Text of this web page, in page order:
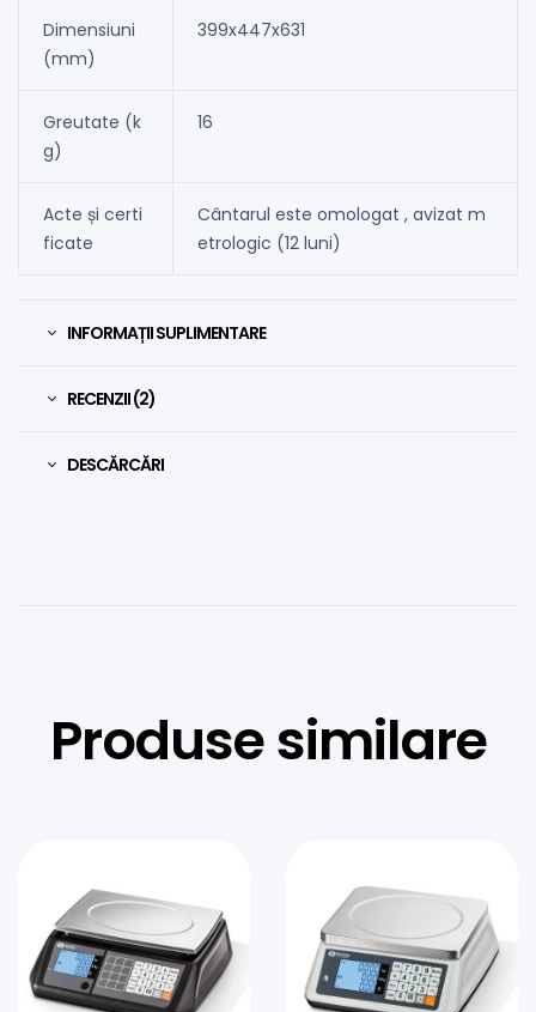
Dimensiuni
(mm)
399x447x631
Greutate (k
g)
16
Acte și certi
ficate
Cântarul este omologat , avizat m
etrologic (12 luni)
INFORMAȚII SUPLIMENTARE
RECENZII (2)
DESCĂRCĂRI
Produse similare